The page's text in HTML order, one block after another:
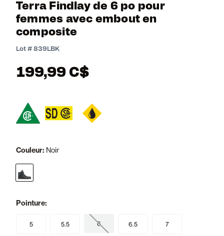
Terra Findlay de 6 po pour
femmes avec embout en
composite
Lot # 839LBK
3,1 out of 5 Customer Rating
199,99 C$
Couleur: Noir
Pointure:
5 5.5 6 6.5 7